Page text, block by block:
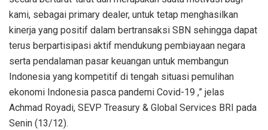
kami, sebagai primary dealer, untuk tetap menghasilkan
kinerja yang positif dalam bertransaksi SBN sehingga dapat
terus berpartisipasi aktif mendukung pembiayaan negara
serta pendalaman pasar keuangan untuk membangun
Indonesia yang kompetitif di tengah situasi pemulihan
ekonomi Indonesia pasca pandemi Covid-19 ,” jelas
Achmad Royadi, SEVP Treasury & Global Services BRI pada
Senin (13/12).